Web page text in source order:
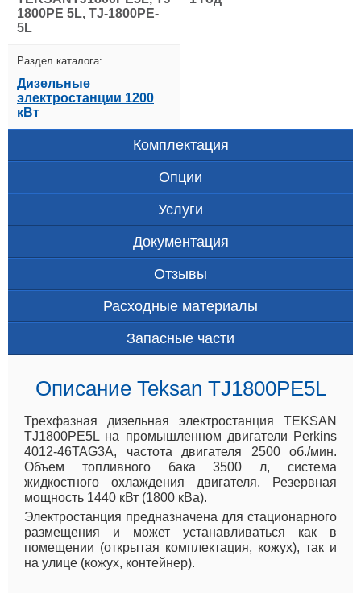
1800PE 5L, TJ-1800PE-
5L
Раздел каталога:
Дизельные
электростанции 1200
кВт
Комплектация
Опции
Услуги
Документация
Отзывы
Расходные материалы
Запасные части
Описание Teksan TJ1800PE5L
Трехфазная дизельная электростанция TEKSAN
TJ1800PE5L на промышленном двигатели Perkins
4012-46TAG3A, частота двигателя 2500 об./мин.
Объем топливного бака 3500 л, система
жидкостного охлаждения двигателя. Резервная
мощность 1440 кВт (1800 кВа).
Электростанция предназначена для стационарного
размещения и может устанавливаться как в
помещении (открытая комплектация, кожух), так и
на улице (кожух, контейнер).